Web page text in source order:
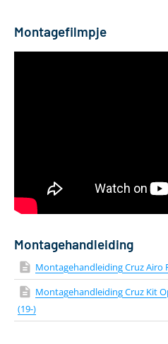
Dakdragerprofiel (breedte - hoogte)
Geschikt voor daktent
Bevestiging via T-adapter
Montagefilmpje
Montagehandleiding
Montagehandleiding Cruz Airo
Montagehandleiding Cruz Kit
(19-)